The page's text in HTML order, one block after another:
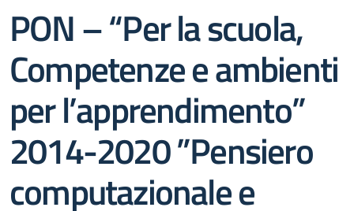
PON – “Per la scuola,
Competenze e ambienti
per l’apprendimento”
2014-2020 ”Pensiero
computazionale e